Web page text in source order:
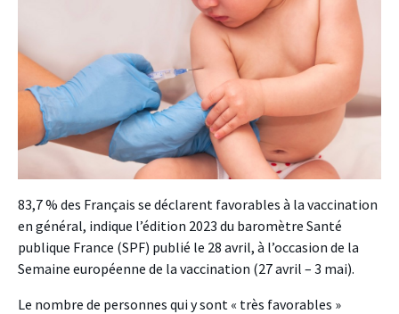
83,7 % des Français se déclarent favorables à la vaccination
en général, indique l’édition 2023 du baromètre Santé
publique France (SPF) publié le 28 avril, à l’occasion de la
Semaine européenne de la vaccination (27 avril – 3 mai).
Le nombre de personnes qui y sont « très favorables »